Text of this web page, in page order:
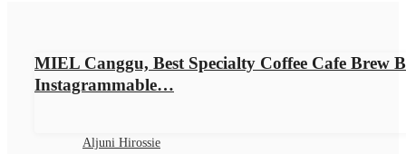
MIEL Canggu, Best Specialty Coffee Cafe Brew
Instagrammable…
Aljuni Hirossie